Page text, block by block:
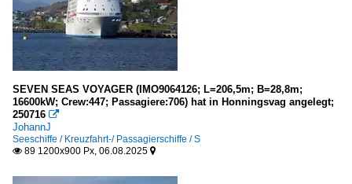
Island
Reykjavik
Italien
Livorno
Kanada
Halifax
SEVEN SEAS VOYAGER (IMO9064126; L=206,5m; B=28,8m;
16600kW; Crew:447; Passagiere:706) hat in Honningsvag angelegt;
250716 
JohannJ
Seeschiffe / Kreuzfahrt-/ Passagierschiffe / S
 89 1200x900 Px, 06.08.2025 